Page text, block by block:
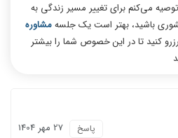
می‌کنم برای تغییر مسیر زندگی به
باشید، بهتر است یک جلسهمشاوره
رزرو کنید تا در این خصوص شما را بیشتر
27 مهر 1404 پاسخ